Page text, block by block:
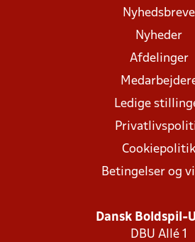
Nyhedsbreve
Nyheder
Afdelinger
Ledige
Cookiepolitik
Betingelser og
Dansk Boldspil-
DBU Allé 1